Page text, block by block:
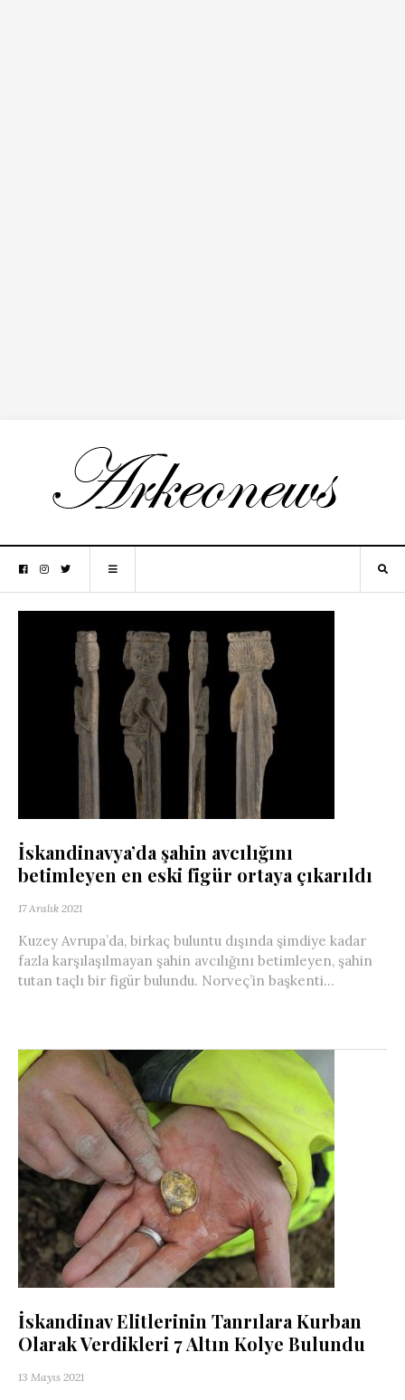
İskandinavya’da şahin avcılığını
betimleyen en eski figür ortaya çıkarıldı
17 Aralık 2021
Kuzey Avrupa’da, birkaç buluntu dışında şimdiye kadar
fazla karşılaşılmayan şahin avcılığını betimleyen, şahin
tutan taçlı bir figür bulundu. Norveç’in başkenti...
İskandinav Elitlerinin Tanrılara Kurban
Olarak Verdikleri 7 Altın Kolye Bulundu
13 Mayıs 2021